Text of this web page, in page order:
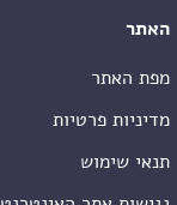
האתר
מפת האתר
מדיניות פרטיות
תנאי שימוש